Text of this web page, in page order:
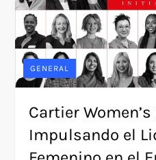
GENERAL
Cartier
Impulsando el